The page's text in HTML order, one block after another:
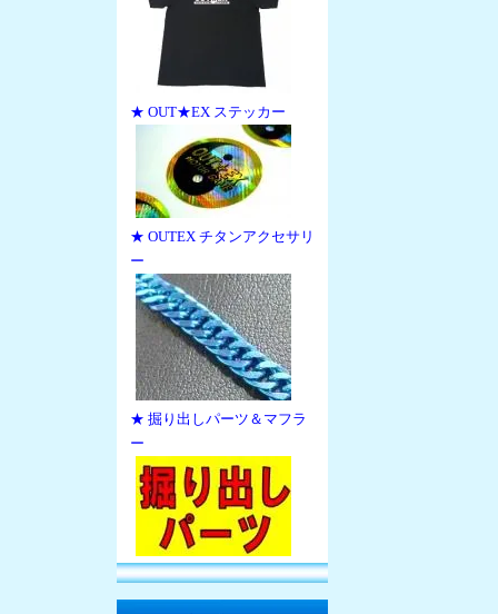
★ OUT★EX ステッカー
★ OUTEX チタンアクセサリ
ー
★ 掘り出しパーツ＆マフラ
ー